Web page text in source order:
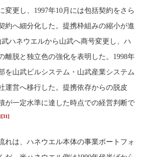
変更し、1997年10月には包括契約をさら
約へ細分化した。提携枠組みの縮小が進
ハネウエルから山武へ商号変更し、ハ
離脱と独立色の強化を表明した。1998年
を山武ビルシステム・山武産業システム
運営へ移行した。提携依存からの脱皮
が一定水準に達した時点での経営判断で
[31]
れは、ハネウエル本体の事業ポートフォ